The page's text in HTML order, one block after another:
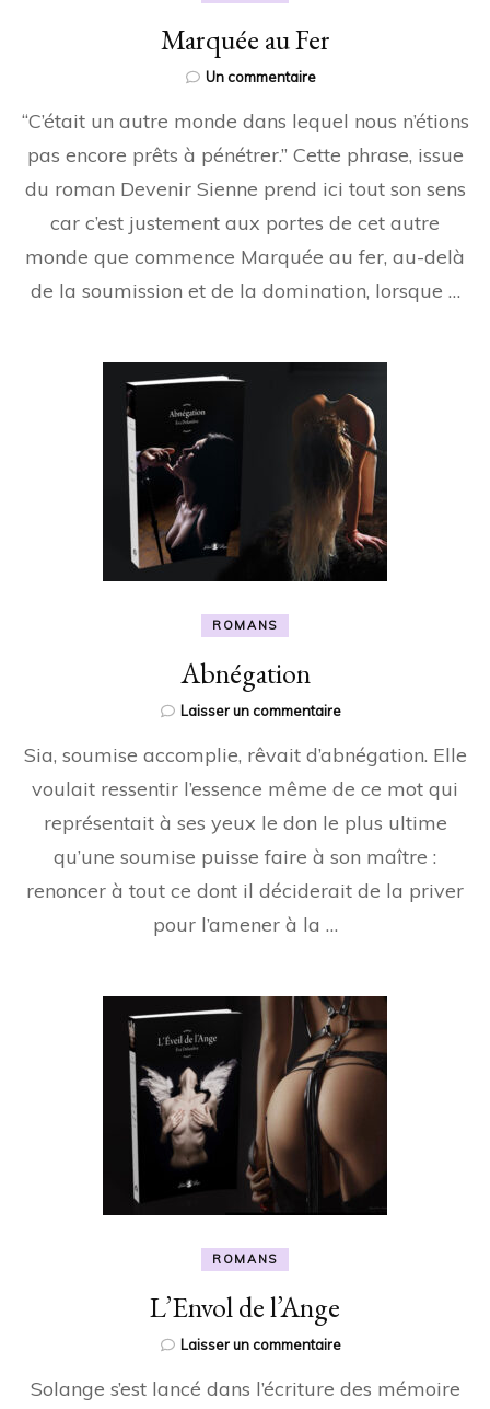
Marquée au Fer
Un commentairesur
au
“C’était un autre monde dans lequel nous n’étions
pas encore prêts à pénétrer.” Cette phrase, issue
du roman Devenir Sienne prend ici tout son sens
car c’est justement aux portes de cet autre
monde que commence Marquée au fer, au-delà
de la soumission et de la domination, lorsque …
ROMANS
Abnégation
Laisser un commentairesur
Sia, soumise accomplie, rêvait d’abnégation. Elle
voulait ressentir l’essence même de ce mot qui
représentait à ses yeux le don le plus ultime
qu’une soumise puisse faire à son maître :
renoncer à tout ce dont il déciderait de la priver
pour l’amener à la …
ROMANS
L’Envol de l’Ange
Laisser un commentairesur
de
Solange s’est lancé dans l’écriture des mémoire